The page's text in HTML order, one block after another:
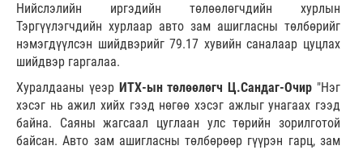
Нийслэлийн иргэдийн төлөөлөгчдийн хурлын
Тэргүүлэгчдийн хурлаар авто зам ашигласны төлбөрийг
нэмэгдүүлсэн шийдвэрийг 79.17 хувийн саналаар цуцлах
шийдвэр гаргалаа.
Хуралдааны үеэр ИТХ-ын төлөөлөгч Ц.Сандаг-Очир "Нэг
хэсэг нь ажил хийх гээд нөгөө хэсэг ажлыг унагаах гээд
байна. Саяны жагсаал цуглаан улс төрийн зорилготой
байсан. Авто зам ашигласны төлбөрөөр гүүрэн гарц, зам